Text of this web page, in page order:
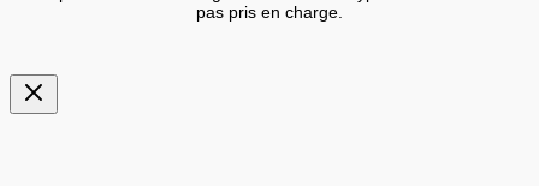
pas pris en charge.